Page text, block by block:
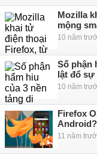
Mozilla
mộng
10 năm
Số phận
lật đổ sự
10 năm
Firefox
Android?
11 năm